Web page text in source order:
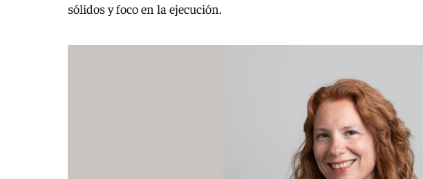
sólidos y foco en la ejecución.